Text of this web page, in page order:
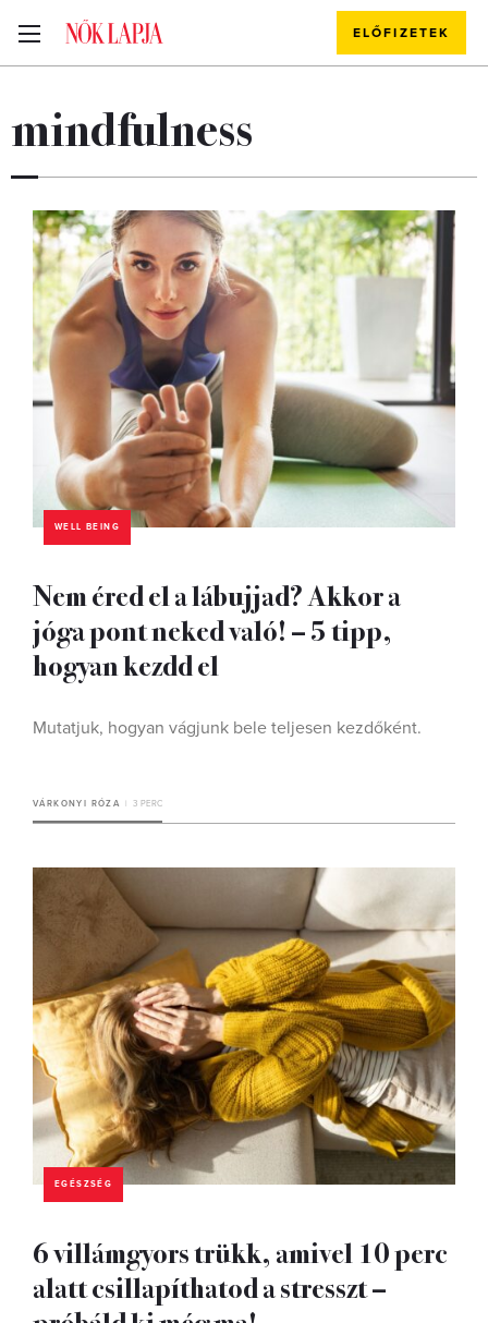
ELŐFIZETEK
mindfulness
WELL BEING
Nem éred el a lábujjad? Akkor a
jóga pont neked való! – 5 tipp,
hogyan kezdd el
Mutatjuk, hogyan vágjunk bele teljesen kezdőként.
VÁRKONYI RÓZA 3 PERC
EGÉSZSÉG
6 villámgyors trükk, amivel 10 perc
alatt csillapíthatod a stresszt –